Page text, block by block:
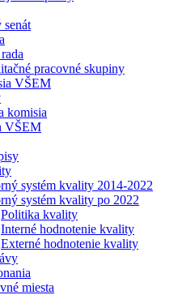
pracovné skupiny
VŠEM
komisia
VŠEM
systém kvality 2014-2022
systém kvality po 2022
Politika kvality
Interné hodnotenie kvality
Externé hodnotenie kvality
miesta